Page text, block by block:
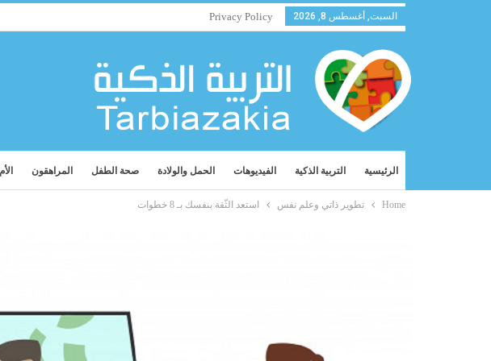
السبت, أغسطس 8, 2026 Privacy Policy
الرئيسية التربية الذكية الفيديوهات الحمل والولادة صحة الطفل المراهقون
Home تطوير ذاتي وعلم نفس استعد الثّقة بنفسك بـ 8 خطوات